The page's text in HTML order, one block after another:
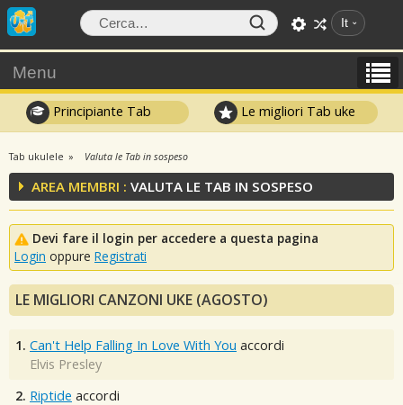
It
Menu
Principiante Tab Le migliori Tab uke
Tab ukulele Valuta le Tab in sospeso
AREA MEMBRI : VALUTA LE TAB IN SOSPESO
Devi fare il login per accedere a questa pagina
Login oppure Registrati
LE MIGLIORI CANZONI UKE (AGOSTO)
1. Can't Help Falling In Love With You accordi
Elvis Presley
2. Riptide accordi